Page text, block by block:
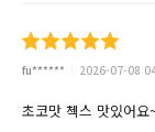
fu****** 2026-07-08
초코맛 첵스 맛있어요